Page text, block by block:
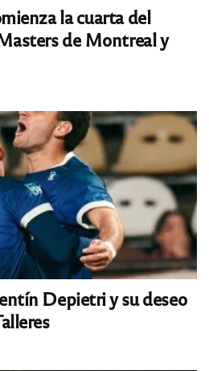
la cuarta del
de Montreal y
Depietri y su deseo